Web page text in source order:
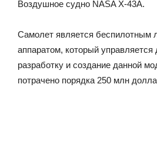
Воздушное судно NASA X-43A.
Самолет является беспилотным
аппаратом, который
разработку и создание данной
потрачено порядка 250 млн